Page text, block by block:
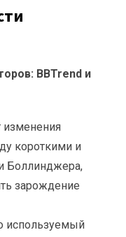
BBTrend и
изменения
короткими и
Боллинджера,
зарождение
используемый